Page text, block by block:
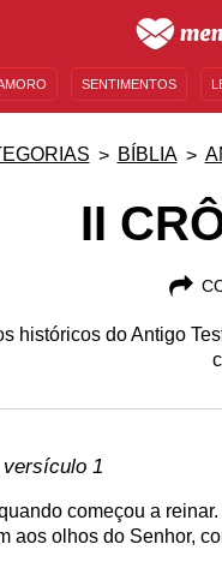
SENTIMENTOS
BÍBLIA
II
históricos do Antigo
1
começou a
aos olhos do Senhor,